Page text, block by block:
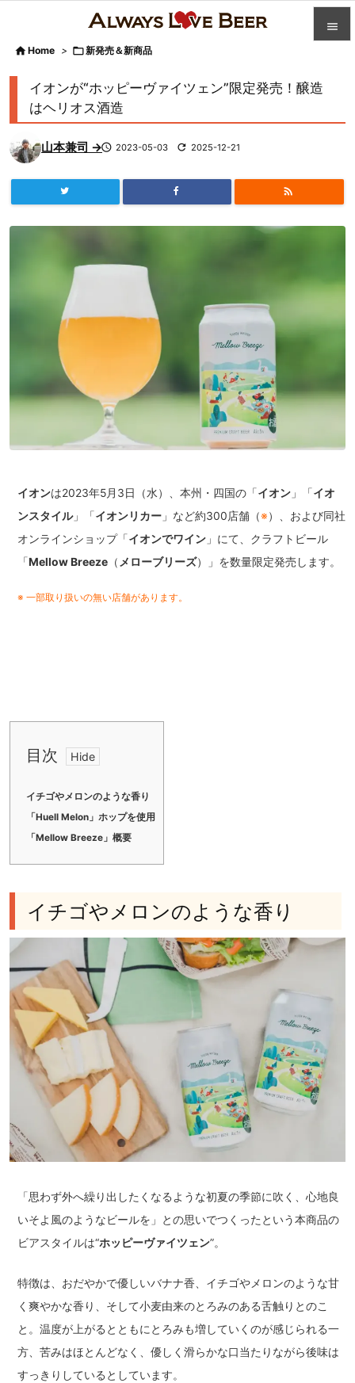


検索
 Home > 新発売＆新商品
イオンが“ホッピーヴァイツェン”限定発売！醸造
はヘリオス酒造
山本兼司 → 2023-05-03  2025-12-21

イオンは2023年5月3日（水）、本州・四国の「イオン 」「イオ
ンスタイル」「イオンリカー 」など約300店舗（※）、および同社
オンラインショップ「イオンでワイン 」にて、クラフトビール
「Mellow Breeze （ メローブリーズ）」を数量限定発売します。
※ 一部取り扱いの無い店舗があります。
目次
イチゴやメロンのような香り
「Huell Melon」ホップを使用
「Mellow Breeze」概要
イチゴやメロンのような香り
「思わず外へ繰り出したくなるような初夏の季節に吹く、心地良
いそよ風のようなビールを」との思いでつくったという本商品の
ビアスタイルは“ホッピーヴァイツェン”。
特徴は、おだやかで優しいバナナ香、イチゴやメロンのような甘
く爽やかな香り、そして小麦由来のとろみのある舌触りとのこ
と。温度が上がるとともにとろみも増していくのが感じられる一
方、苦みはほとんどなく、優しく滑らかな口当たりながら後味は
すっきりしているとしています。